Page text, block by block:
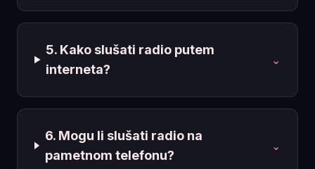
5. Kako slušati radio putem
interneta?
⌄
6. Mogu li slušati radio na
pametnom telefonu?
⌄